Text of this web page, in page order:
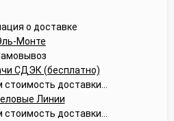
о доставке
Монте
СДЭК (бесплатно)
доставки...
Линии
доставки...